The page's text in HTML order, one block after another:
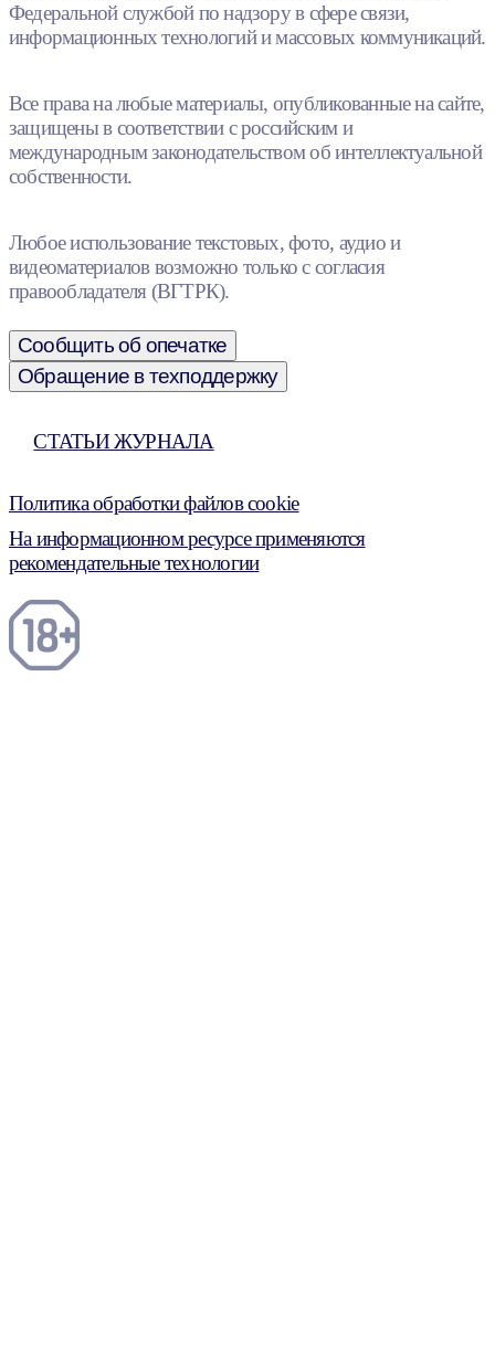
Федеральной службой по надзору в сфере связи,
информационных технологий и массовых коммуникаций.
Все права на любые материалы, опубликованные на сайте,
защищены в соответствии с российским и
международным законодательством об интеллектуальной
собственности.
Любое использование текстовых, фото, аудио и
видеоматериалов возможно только с согласия
правообладателя (ВГТРК).
Сообщить об опечатке
Обращение в техподдержку
СТАТЬИ ЖУРНАЛА
Политика обработки файлов cookie
На информационном ресурсе применяются
рекомендательные технологии